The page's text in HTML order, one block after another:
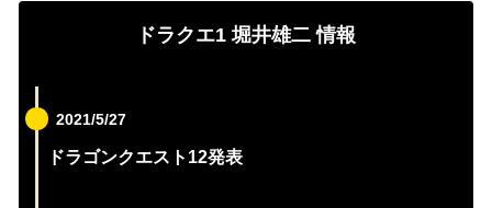
ドラクエ1 堀井雄二 情報
2021/5/27
ドラゴンクエスト12発表